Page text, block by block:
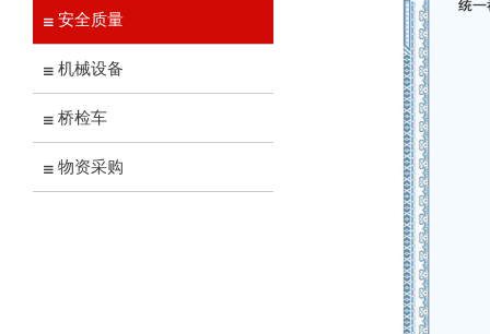
安全质量
机械设备
桥检车
物资采购